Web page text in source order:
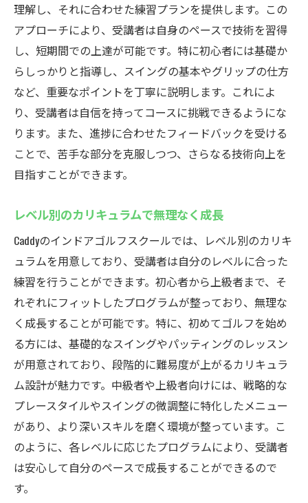
理解し、それに合わせた練習プランを提供します。この
アプローチにより、受講者は自身のペースで技術を習得
し、短期間での上達が可能です。特に初心者には基礎か
らしっかりと指導し、スイングの基本やグリップの仕方
など、重要なポイントを丁寧に説明します。これによ
り、受講者は自信を持ってコースに挑戦できるようにな
ります。また、進捗に合わせたフィードバックを受ける
ことで、苦手な部分を克服しつつ、さらなる技術向上を
目指すことができます。
レベル別のカリキュラムで無理なく成長
Caddyのインドアゴルフスクールでは、レベル別のカリキ
ュラムを用意しており、受講者は自分のレベルに合った
練習を行うことができます。初心者から上級者まで、そ
れぞれにフィットしたプログラムが整っており、無理な
く成長することが可能です。特に、初めてゴルフを始め
る方には、基礎的なスイングやパッティングのレッスン
が用意されており、段階的に難易度が上がるカリキュラ
ム設計が魅力です。中級者や上級者向けには、戦略的な
プレースタイルやスイングの微調整に特化したメニュー
があり、より深いスキルを磨く環境が整っています。こ
のように、各レベルに応じたプログラムにより、受講者
は安心して自分のペースで成長することができるので
す。